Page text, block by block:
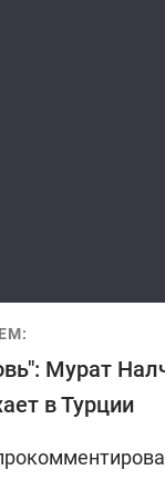
Мурат
в Турции